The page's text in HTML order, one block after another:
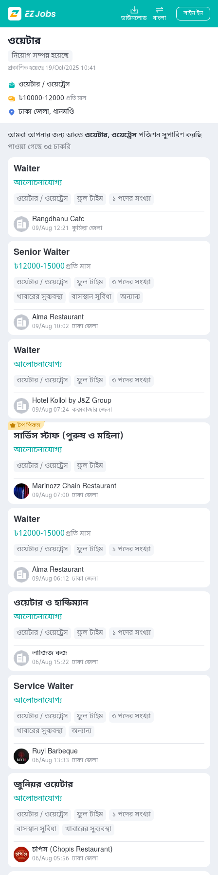
ডাউনলোড বাংলা
সাইন ইন
ওয়েটার
নিয়োগ সম্পন্ন হয়েছে
প্রকাশিত হয়েছে 19/Oct/2025 10:41
ওয়েটার / ওয়েট্রেস
৳10000-12000 প্রতি মাস
ঢাকা জেলা, ধানমণ্ডি
আমরা আপনার জন্য আরও ওয়েটার, ওয়েট্রেস পজিশন সুপারিশ করছি
পাওয়া গেছে ৩৫ চাকরি
Waiter
আলোচনাযোগ্য
ওয়েটার / ওয়েট্রেস ফুল টাইম ১ পদের সংখ্যা
Rangdhanu Cafe
09/Aug 12:21 কুমিল্লা জেলা
Senior Waiter
৳12000-15000প্রতি মাস
ওয়েটার / ওয়েট্রেস
ফুল টাইম
৩ পদের সংখ্যা
খাবারের সুব্যবস্থা
বাসস্থান সুবিধা অন্যান্য
Alma Restaurant
09/Aug 10:02 ঢাকা জেলা
Waiter
আলোচনাযোগ্য
ওয়েটার / ওয়েট্রেস ফুল টাইম ৩ পদের সংখ্যা
Hotel Kollol by J&Z Group
09/Aug 07:24 কক্সবাজার জেলা
সার্ভিস স্টাফ (পুরুষ ও মহিলা)
আলোচনাযোগ্য
ওয়েটার / ওয়েট্রেস ফুল টাইম
Marinozz Chain Restaurant
09/Aug 07:00 ঢাকা জেলা
Waiter
৳12000-15000প্রতি মাস
ওয়েটার / ওয়েট্রেস
ফুল টাইম ১ পদের সংখ্যা
Alma Restaurant
09/Aug 06:12 ঢাকা জেলা
ওয়েটার ও হান্ডিম্যান
আলোচনাযোগ্য
ওয়েটার / ওয়েট্রেস ফুল টাইম ১ পদের সংখ্যা
লাজিজ রুজ
06/Aug 15:22 ঢাকা জেলা
Service Waiter
আলোচনাযোগ্য
ওয়েটার / ওয়েট্রেস ফুল টাইম
৩ পদের সংখ্যা
খাবারের সুব্যবস্থা
অন্যান্য
Ruyi Barbeque
06/Aug 13:33 ঢাকা জেলা
জুনিয়র ওয়েটার
আলোচনাযোগ্য
ওয়েটার / ওয়েট্রেস ফুল টাইম
১ পদের সংখ্যা
বাসস্থান সুবিধা
খাবারের সুব্যবস্থা
চপিস (Chopis Restaurant)
06/Aug 05:56 ঢাকা জেলা